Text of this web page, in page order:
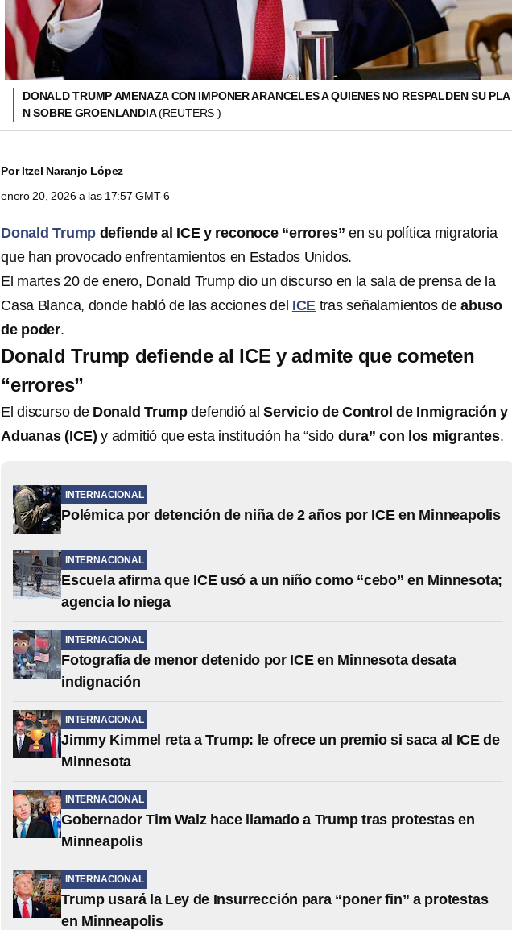
DONALD TRUMP AMENAZA CON IMPONER ARANCELES A QUIENES NO RESPALDEN SU PLA
N SOBRE GROENLANDIA(REUTERS )
PorItzel Naranjo López
enero 20, 2026 a las 17:57 GMT-6
Donald Trump defiende al ICE y reconoce “errores” en su política migratoria
que han provocado enfrentamientos en Estados Unidos.
El martes 20 de enero, Donald Trump dio un discurso en la sala de prensa de la
Casa Blanca, donde habló de las acciones del ICE tras señalamientos deabuso
de poder.
Donald Trump defiende al ICE y admite que cometen
“errores”
El discurso de Donald Trump defendió al Servicio de Control de Inmigración y
Aduanas (ICE) y admitió que esta institución ha “sido dura” con los migrantes.
INTERNACIONAL
Polémica por detención de niña de 2 años por ICE en Minneapolis
INTERNACIONAL
Escuela afirma que ICE usó a un niño como “cebo” en Minnesota;
agencia lo niega
INTERNACIONAL
Fotografía de menor detenido por ICE en Minnesota desata
indignación
INTERNACIONAL
Jimmy Kimmel reta a Trump: le ofrece un premio si saca al ICE de
Minnesota
INTERNACIONAL
Gobernador Tim Walz hace llamado a Trump tras protestas en
Minneapolis
INTERNACIONAL
Trump usará la Ley de Insurrección para “poner fin” a protestas
en Minneapolis